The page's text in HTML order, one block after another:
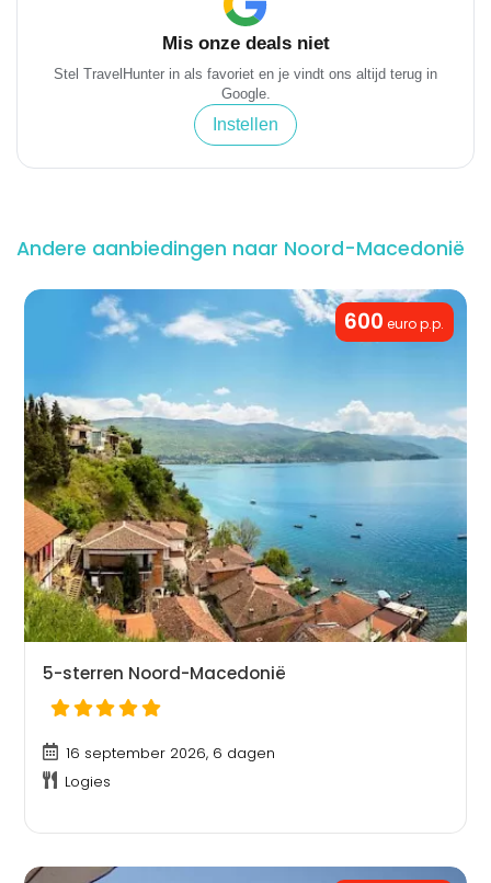
Mis onze deals niet
Stel TravelHunter in als favoriet en je vindt ons altijd terug in
Google.
Instellen
Andere aanbiedingen naar Noord-Macedonië
600 euro p.p.
5-sterren Noord-Macedonië
16 september 2026, 6 dagen
Logies